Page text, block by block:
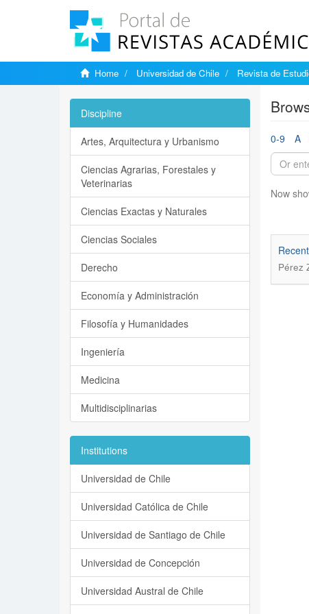
Home Universidad de Chile Revista de
0-9 A
Now
Pérez
Discipline
Artes, Arquitectura y Urbanismo
Ciencias Agrarias, Forestales y
Veterinarias
Ciencias Exactas y Naturales
Ciencias Sociales
Derecho
Economía y Administración
Filosofía y Humanidades
Ingeniería
Medicina
Multidisciplinarias
Institutions
Universidad de Chile
Universidad Católica de Chile
Universidad de Santiago de Chile
Universidad de Concepción
Universidad Austral de Chile